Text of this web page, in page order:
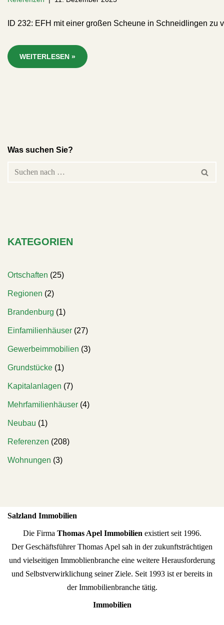
ID 232: EFH mit einer großen Scheune in Schneidlingen
WEITERLESEN »
Was suchen Sie?
KATEGORIEN
Ortschaften (25)
Regionen (2)
Brandenburg (1)
Einfamilienhäuser (27)
Gewerbeimmobilien (3)
Grundstücke (1)
Kapitalanlagen (7)
Mehrfamilienhäuser (4)
Neubau (1)
Referenzen (208)
Wohnungen (3)
Salzland Immobilien
Die Firma Thomas Apel Immobilien existiert seit 1996.
Der Geschäftsführer Thomas Apel sah in der zukunftsträchtigen
und vielseitigen Immoblienbranche eine weitere Herausforderung
und Selbstverwirklichung seiner Ziele. Seit 1993 ist er bereits in
der Immobilienbranche tätig.
Immobilien